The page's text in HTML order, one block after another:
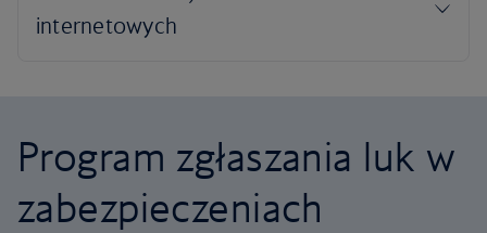
Program zgłaszania luk w
zabezpieczeniach